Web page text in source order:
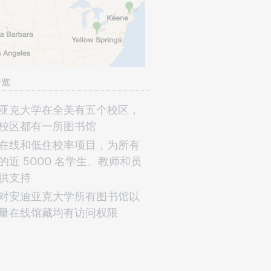
克大学在全美有五个校区，
区都有一所图书馆
线和低住校率项目，为所有
近 5000 名学生、教师和员
支持
安迪亚克大学所有图书馆以
在线馆藏均有访问权限